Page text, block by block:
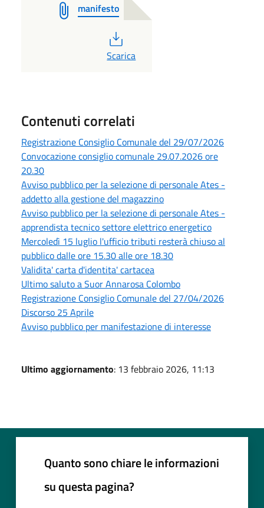
manifesto
PDF
Scarica
Contenuti correlati
Registrazione Consiglio Comunale del 29/07/2026
Convocazione consiglio comunale 29.07.2026 ore
20.30
Avviso pubblico per la selezione di personale Ates -
addetto alla gestione del magazzino
Avviso pubblico per la selezione di personale Ates -
apprendista tecnico settore elettrico energetico
Mercoledì 15 luglio l'ufficio tributi resterà chiuso al
pubblico dalle ore 15.30 alle ore 18.30
Validita' carta d'identita' cartacea
Ultimo saluto a Suor Annarosa Colombo
Registrazione Consiglio Comunale del 27/04/2026
Discorso 25 Aprile
Avviso pubblico per manifestazione di interesse
Ultimo aggiornamento: 13 febbraio 2026, 11:13
Quanto sono chiare le informazioni
su questa pagina?